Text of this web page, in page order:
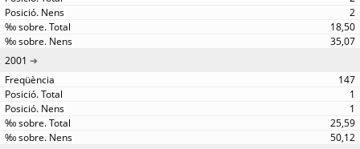
2
18,50
35,07
2001
147
1
1
25,59
50,12